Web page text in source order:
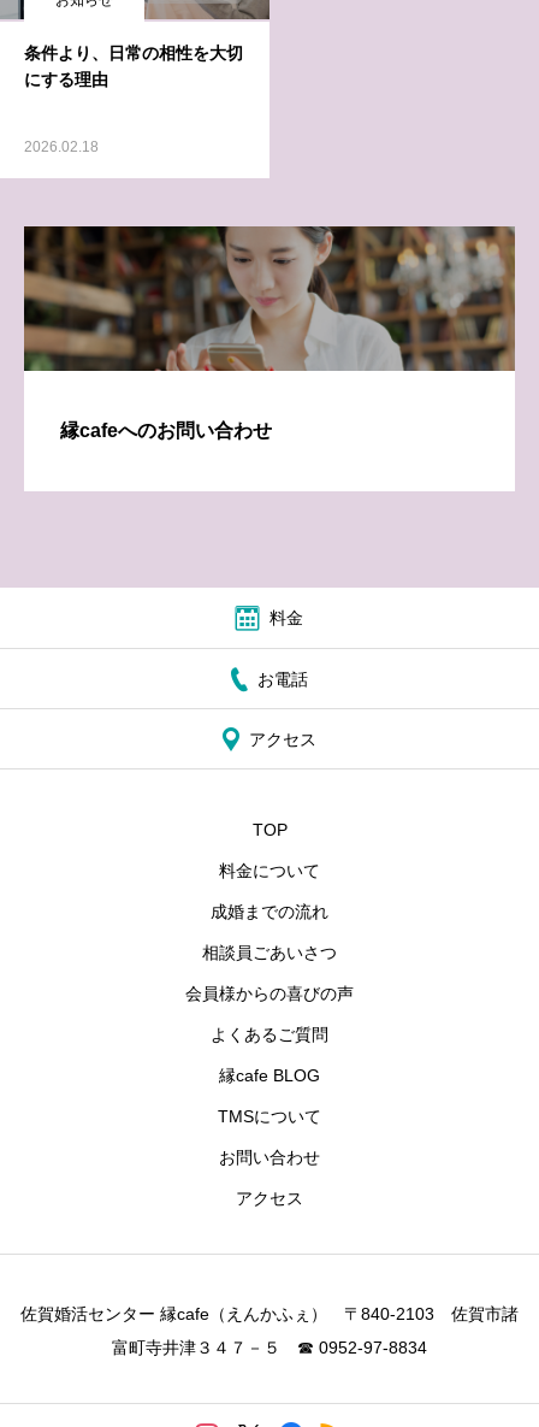
条件より、日常の相性を大切
にする理由
2026.02.18
縁cafeへのお問い合わせ
料金
お電話
アクセス
TOP
料金について
成婚までの流れ
相談員ごあいさつ
会員様からの喜びの声
よくあるご質問
縁cafe BLOG
TMSについて
お問い合わせ
アクセス
佐賀婚活センター 縁cafe（えんかふぇ） 〒840-2103 佐賀市諸
富町寺井津３４７－５ ☎ 0952-97-8834